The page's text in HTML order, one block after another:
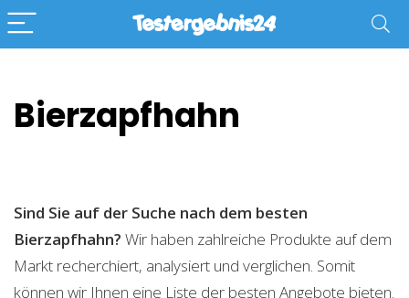
Bierzapfhahn
Sind Sie auf der Suche nach dem besten
Bierzapfhahn? Wir haben zahlreiche Produkte auf dem
Markt recherchiert, analysiert und verglichen. Somit
können wir Ihnen eine Liste der besten Angebote bieten.